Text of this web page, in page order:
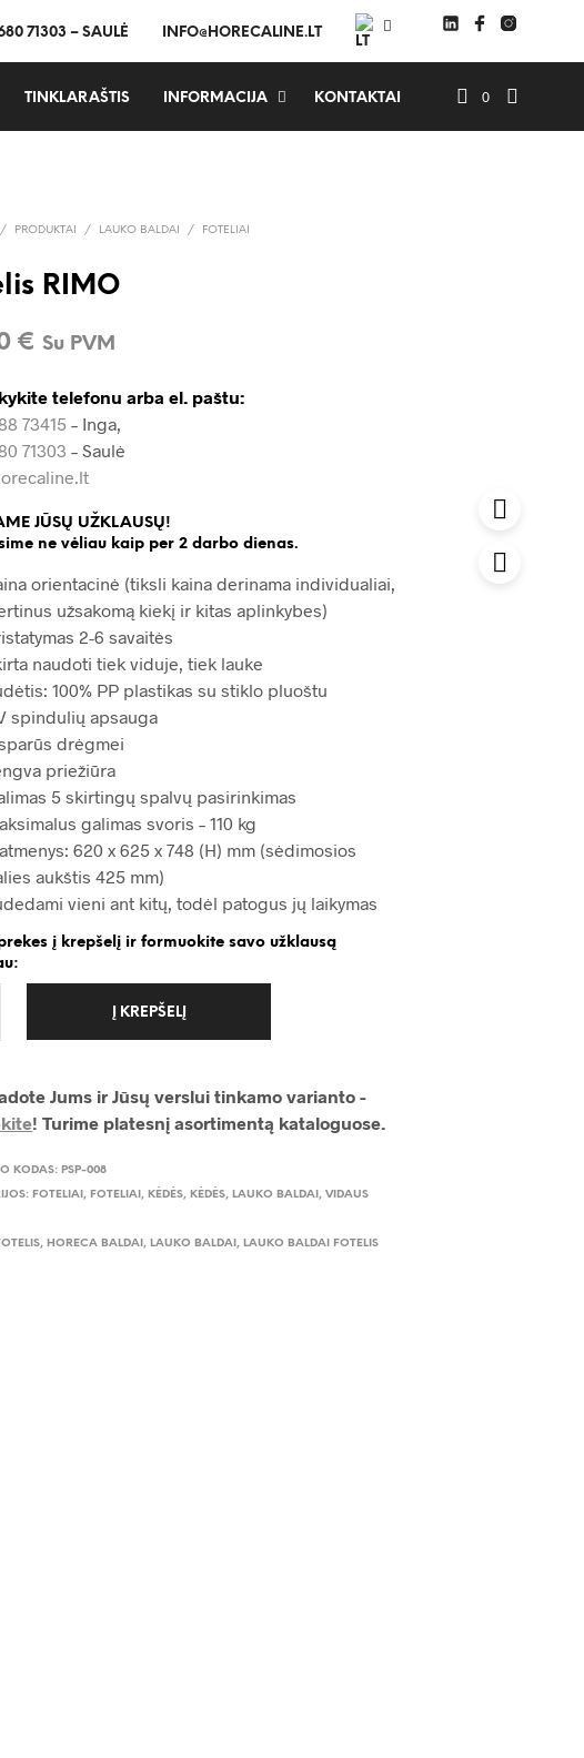
71303 – SAULĖ INFO@HORECALINE.LT
TINKLARAŠTIS INFORMACIJA KONTAKTAI 0
/ PRODUKTAI / LAUKO BALDAI / FOTELIAI
RIMO
€ Su PVM
telefonu arba el. paštu:
73415 – Inga,
71303 – Saulė
JŪSŲ UŽKLAUSŲ!
ne vėliau kaip per 2 darbo dienas.
orientacinė (tiksli kaina derinama individualiai,
užsakomą kiekį ir kitas aplinkybes)
2-6 savaitės
naudoti tiek viduje, tiek lauke
100% PP plastikas su stiklo pluoštu
spindulių apsauga
drėgmei
priežiūra
5 skirtingų spalvų pasirinkimas
galimas svoris – 110 kg
620 x 625 x 748 (H) mm (sėdimosios
aukštis 425 mm)
vieni ant kitų, todėl patogus jų laikymas
į krepšelį ir formuokite savo užklausą
Į KREPŠELĮ
Jums ir Jūsų verslui tinkamo varianto -
! Turime platesnį asortimentą kataloguose.
KODAS: PSP-008
FOTELIAI , FOTELIAI , KĖDĖS, KĖDĖS, LAUKO BALDAI ,VIDAUS
, HORECA BALDAI , LAUKO BALDAI , LAUKO BALDAI FOTELIS